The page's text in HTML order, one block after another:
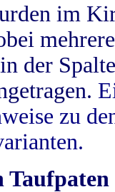
im
der
zu
Taufpaten